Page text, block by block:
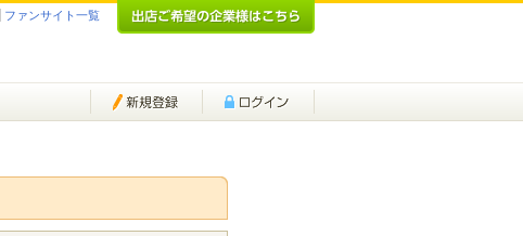
ファンサイト一覧